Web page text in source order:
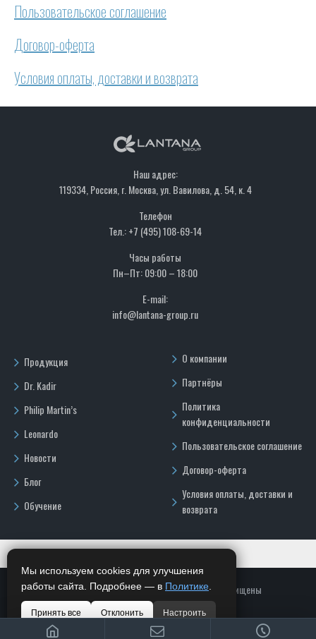
Пользовательское соглашение
Договор-оферта
Условия оплаты, доставки и возврата
Наш адрес:
119334, Россия, г. Москва, ул. Вавилова, д. 54, к. 4
Телефон
Тел.: +7 (495) 108-69-14
Часы работы
Пн–Пт: 09:00 – 18:00
E-mail:
info@lantana-group.ru
Продукция
Dr. Kadir
Philip Martin’s
Leonardo
Новости
Блог
Обучение
О компании
Партнёры
Политика
конфиденциальности
Пользовательское соглашение
Договор-оферта
Условия оплаты, доставки и
возврата
Copyright © 2026, ООО "ГРОК", Все права защищены
Мы используем cookies для улучшения
работы сайта. Подробнее — в Политике
Принять все Отклонить Настроить